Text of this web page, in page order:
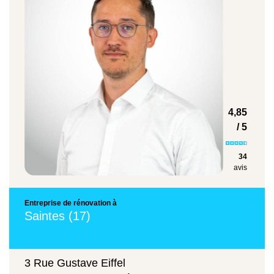
Isolation des combles perdus ou
aménagés selon le matériau choisi.
Isolation des murs par l’intérieur
50 € à 100 €
Solution économique et rapide à mettre en
œuvre, idéale en rénovation.
Isolation des murs par l’extérieur
120 € à 180 €
savoir-faire d’une entreprise reconnue dans la
rénovation énergétique.
Découvrez toutes nos solutions de
proposées par Avenir Rénovations
4,85
/ 5
34
avis
Entreprise de rénovation à
Saintes (17)
3 Rue Gustave Eiffel